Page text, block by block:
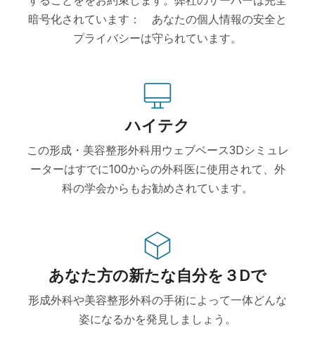
暗号化されています： あなたの個人情報の安全と
プライバシーは守られています。
ハイテク
この形成・美容整形外科用ウェブベース3Dシミュレ
ーターはすでに100からの外科医に使用されて、外
科の学会からもお勧めされています。
あなた方の新たな自分を３Dで
形成外科や美容整形外科の手術によって一体どんな
姿になるかを発見しましょう。